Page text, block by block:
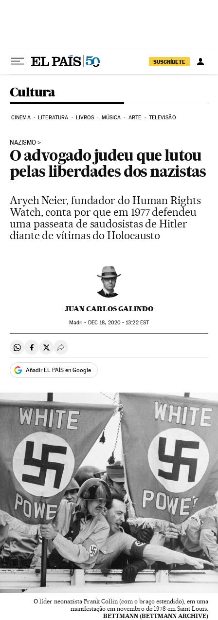
SUSCRÍBETE
Cultura
CINEMA LITERATURA LIVROS MÚSICA ARTE TELEVISÃO
NAZISMO
O advogado judeu que lutou
pelas liberdades dos nazistas
Aryeh Neier, fundador do Human Rights
Watch, conta por que em 1977 defendeu
uma passeata de saudosistas de Hitler
diante de vítimas do Holocausto
JUAN CARLOS GALINDO
Madri - DEC 18, 2020 - 13:22EST
Compartir en Whatsapp
Compartir en Facebook
Compartir en Twitter
Desplegar Redes Sociales
Añadir EL PAÍS en Google
O líder neonazista Frank Collin (com o braço estendido), em uma
manifestação em novembro de 1978 em Saint Louis.
BETTMANN (BETTMANN ARCHIVE)